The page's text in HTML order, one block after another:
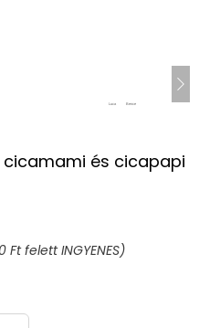
és cicapapi